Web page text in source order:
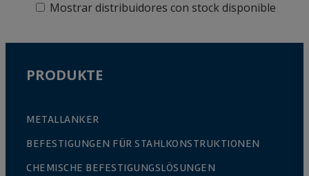
Mostrar distribuidores con stock disponible
PRODUKTE
METALLANKER
BEFESTIGUNGEN FÜR STAHLKONSTRUKTIONEN
CHEMISCHE BEFESTIGUNGSLÖSUNGEN